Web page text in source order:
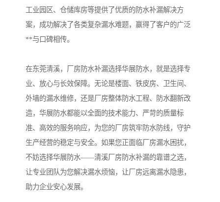
工业园区、仓储库房等提供了优质的防水补漏解决方
案，成功解决了各类复杂漏水难题，赢得了客户的广泛
**与口碑相传。
在东莞清溪，厂房防水补漏选择华展防水，就是选择专
业、放心与长效保障。无论是楼面、铁皮房、卫生间、
外墙的漏水维修，还是厂房整体防水工程、防水翻新改
造，华展防水都能以全面的技术能力、严苛的质量标
准、高效的服务响应，为您的厂房筑牢防水防线，守护
生产经营的稳定与安全。如果您正面临厂房漏水困扰，
不妨选择华展防水——清溪厂房防水补漏的靠谱之选，
让专业团队为您解决漏水烦恼，让厂房远离漏水隐患，
助力企业安心发展。